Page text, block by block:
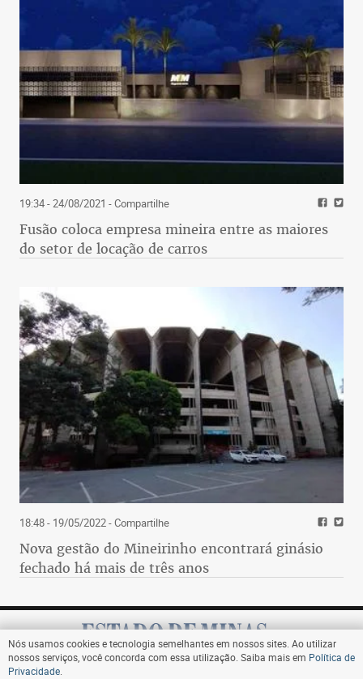
19:34 - 24/08/2021 - Compartilhe
Fusão coloca empresa mineira entre as maiores
do setor de locação de carros
18:48 - 19/05/2022- Compartilhe
Nova gestão do Mineirinho encontrará ginásio
fechado há mais de três anos
Nós usamos cookies e tecnologia semelhantes em nossos sites. Ao utilizar
nossos serviços, você concorda com essa utilização. Saiba mais em Política de
Privacidade